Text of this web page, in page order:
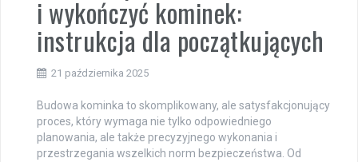
i wykończyć kominek:
instrukcja dla początkujących
21 października 2025
Budowa kominka to skomplikowany, ale satysfakcjonujący
proces, który wymaga nie tylko odpowiedniego
planowania, ale także precyzyjnego wykonania i
przestrzegania wszelkich norm bezpieczeństwa. Od